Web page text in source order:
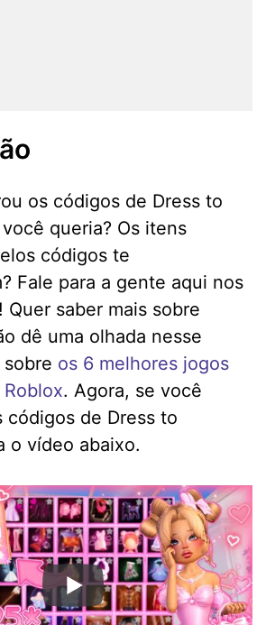
os códigos de Dress to
queria? Os itens
códigos te
Fale para a gente aqui nos
Quer saber mais sobre
dê uma olhada nesse
os 6 melhores jogos
. Agora, se você
códigos de Dress to
o vídeo abaixo.